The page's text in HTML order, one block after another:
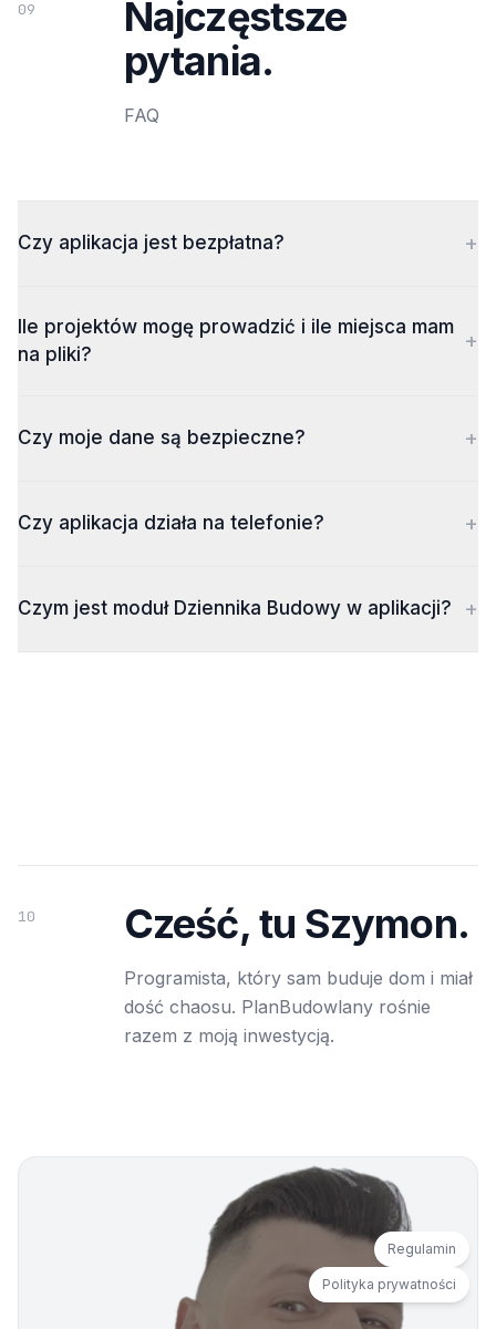
09
Najczęstsze
pytania.
FAQ
Czy aplikacja jest bezpłatna? +
Ile projektów mogę prowadzić i ile miejsca mam
na pliki?
+
Czy moje dane są bezpieczne? +
Czy aplikacja działa na telefonie? +
Czym jest moduł Dziennika Budowy w aplikacji? +
10 Cześć, tu Szymon.
Programista, który sam buduje dom i miał
dość chaosu. PlanBudowlany rośnie
razem z moją inwestycją.
Regulamin
Polityka prywatności